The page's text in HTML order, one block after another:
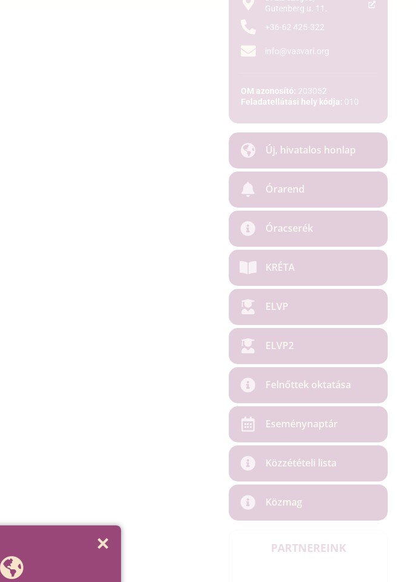
Gutenberg u. 11.
+36-62 425-322
info@vasvari.org
OM azonosító: 203052
Feladatellátási hely kódja: 010
Új, hivatalos honlap
Órarend
Óracserék
KRÉTA
ELVP
ELVP2
Felnőttek oktatása
Eseménynaptár
Közzétételi lista
Közmag
PARTNEREINK